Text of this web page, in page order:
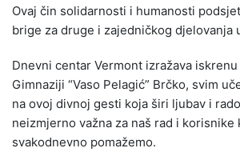
Ovaj čin solidarnosti i humanosti
brige za druge i zajedničkog djelovanja
Dnevni centar Vermont izražava
Gimnaziji “Vaso Pelagić” Brčko, svim
na ovoj divnoj gesti koja širi ljubav i
neizmjerno važna za naš rad i korisnike
svakodnevno pomažemo.